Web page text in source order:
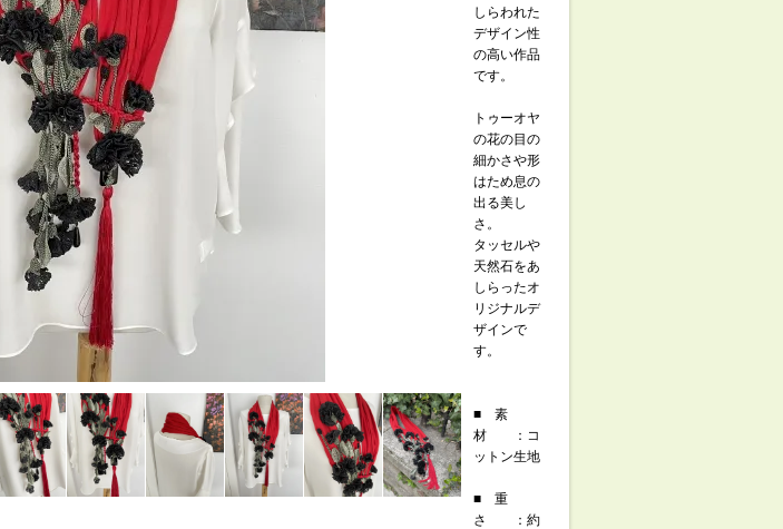
しらわれた
デザイン性
の高い作品
です。
トゥーオヤ
の花の目の
細かさや形
はため息の
出る美し
さ。
タッセルや
天然石をあ
しらったオ
リジナルデ
ザインで
す。
■ 素
材 ：コ
ットン生地
■ 重
さ ：約